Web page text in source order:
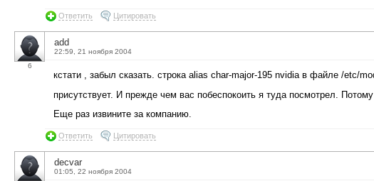
Ответить Цитировать
6
add
22:59, 21 ноября 2004
кстати , забыл сказать. строка alias char-major-195 nvidia в файле /etc/
присутствует. И прежде чем вас побеспокоить я туда посмотрел.
Еще раз извините за компанию.
Ответить Цитировать
decvar
01:05, 22 ноября 2004